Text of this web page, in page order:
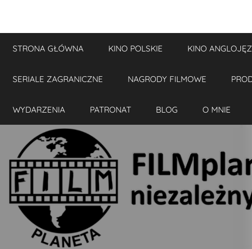
treściFILMplaneta
blog
filmowy
STRONA GŁÓWNA KINO POLSKIE KINO
SERIALE ZAGRANICZNE NAGRODY FILMOWE
WYDARZENIA PATRONAT BLOG O MNIE